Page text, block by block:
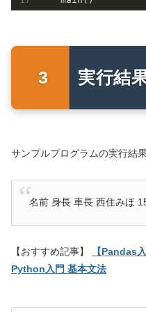
実行結
サンプルプログラムの実行結
名前 身長 車長 西住みほ
【おすすめ記事】
【Pandas
Python入門 基本文法